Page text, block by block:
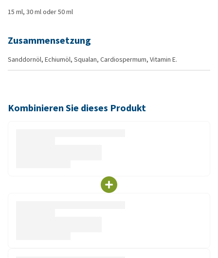
15 ml, 30 ml oder 50 ml
Zusammensetzung
Sanddornöl, Echiumöl, Squalan, Cardiospermum, Vitamin E.
Kombinieren Sie dieses Produkt